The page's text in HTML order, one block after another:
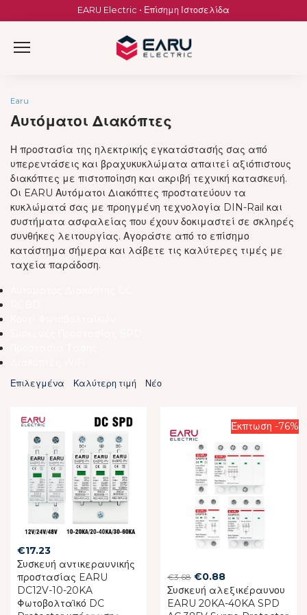
to
EARU Electric • Επίσημη Ιστοσελίδα
Earu
Αυτόματοι Διακόπτες
Η προστασία της ηλεκτρικής εγκατάστασής σας από
υπερεντάσεις και βραχυκυκλώματα απαιτεί αξιόπιστους
διακόπτες με πιστοποίηση και ακριβή τεχνική κατασκευή.
Οι EARU Αυτόματοι Διακόπτες προστατεύουν τα
κυκλώματά σας με προηγμένη τεχνολογία DIN-Rail και
συστήματα ασφαλείας που έχουν δοκιμαστεί σε σκληρές
συνθήκες λειτουργίας. Αγοράστε από το επίσημο
κατάστημα σήμερα και λάβετε τις καλύτερες τιμές με
ταχεία παράδοση.
Επιλεγμένα Καλύτερη τιμή Νέο
€17.23
Συσκευή αντικεραυνικής
προστασίας EARU
DC12V-10-20KA
Φωτοβολταϊκό DC
Έκπτωση -76%
€3.68 Original
price
was:
€0.88Current
price
is:
Συσκευή αλεξικέραυνου
EARU 20KA-40KA SPD